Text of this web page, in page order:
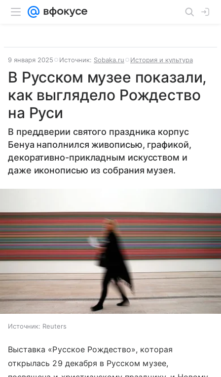
9 января 2025 Источник: Sobaka.ru История и культура
В Русском музее показали,
как выглядело Рождество
на Руси
В преддверии святого праздника корпус
Бенуа наполнился живописью, графикой,
декоративно-прикладным искусством и
даже иконописью из собрания музея.
Источник: Reuters
Выставка «Русское Рождество», которая
открылась 29 декабря в Русском музее,